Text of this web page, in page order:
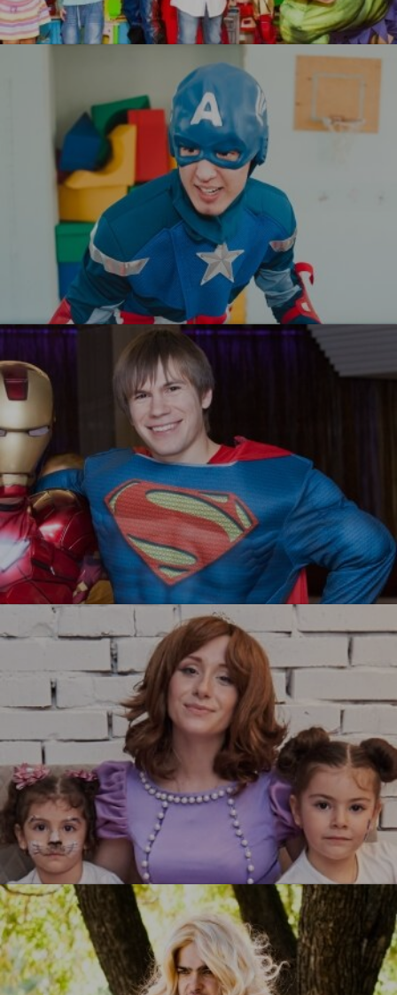
УЗНАТЬ БОЛЬШЕ
Мстители
УЗНАТЬ БОЛЬШЕ
Капитан Америка
УЗНАТЬ БОЛЬШЕ
Супермен
УЗНАТЬ БОЛЬШЕ
Принцесса София